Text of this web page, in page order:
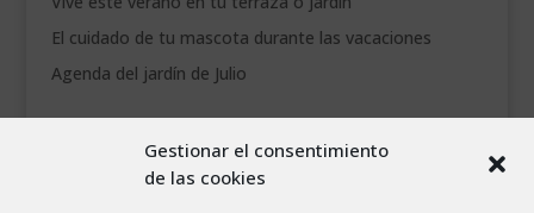
Gestionar el consentimiento
de las cookies
El cuidado de tu mascota durante las vacaciones
Agenda del jardín de Julio
X J V S